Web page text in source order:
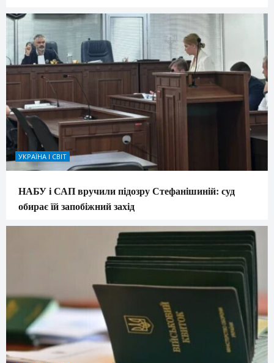
УКРАЇНА І СВІТ
НАБУ і САП вручили підозру Стефанішиній: суд
обирає їй запобіжний захід